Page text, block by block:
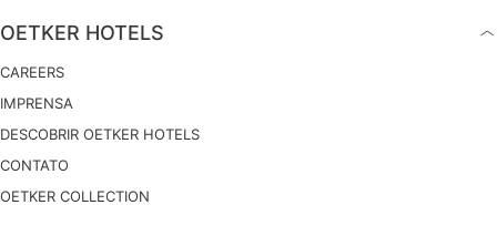
OETKER HOTELS
CAREERS
IMPRENSA
DESCOBRIR OETKER HOTELS
CONTATO
OETKER COLLECTION